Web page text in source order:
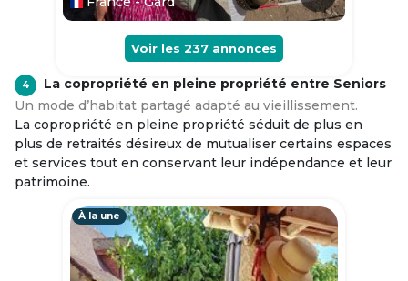
Voir les 237 annonces
4
La copropriété en pleine propriété entre Seniors
Un mode d’habitat partagé adapté au vieillissement.
La copropriété en pleine propriété séduit de plus en
plus de retraités désireux de mutualiser certains espaces
et services tout en conservant leur indépendance et leur
patrimoine.
À la une